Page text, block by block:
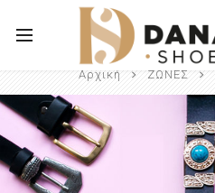
Αρχική ΖΩΝΕΣ